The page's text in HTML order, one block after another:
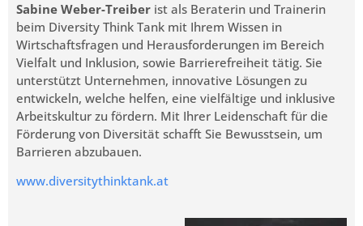
Sabine Weber-Treiber ist als Beraterin und Trainerin
beim Diversity Think Tank mit Ihrem Wissen in
Wirtschaftsfragen und Herausforderungen im Bereich
Vielfalt und Inklusion, sowie Barrierefreiheit tätig. Sie
unterstützt Unternehmen, innovative Lösungen zu
entwickeln, welche helfen, eine vielfältige und inklusive
Arbeitskultur zu fördern. Mit Ihrer Leidenschaft für die
Förderung von Diversität schafft Sie Bewusstsein, um
Barrieren abzubauen.
www.diversitythinktank.at